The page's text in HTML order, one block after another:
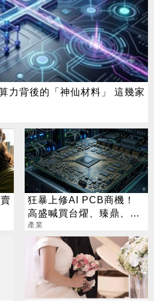
力背後的「神仙材料」 這幾家
狂暴上修AI PCB商機！
高盛喊買台燿、臻鼎、台
產業